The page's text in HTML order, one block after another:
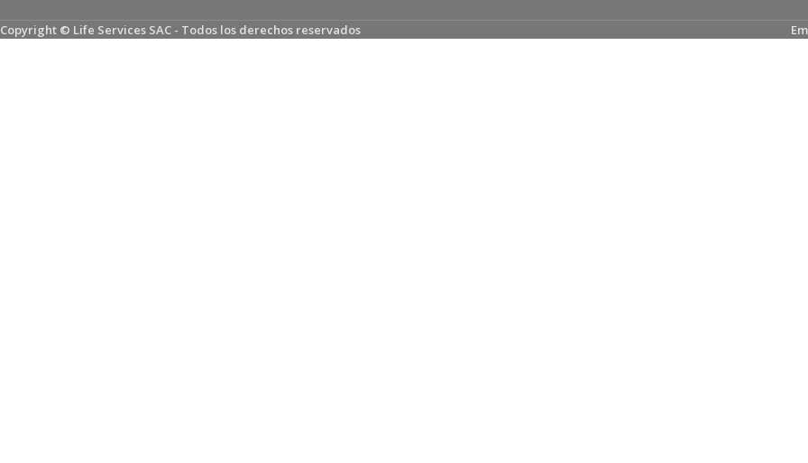
Copyright © Life Services SAC - Todos los derechos reservados